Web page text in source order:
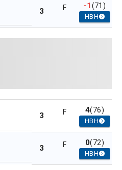
3 F -1(71)
HBH
3 F 4(76)
HBH
3 F 0(72)
HBH